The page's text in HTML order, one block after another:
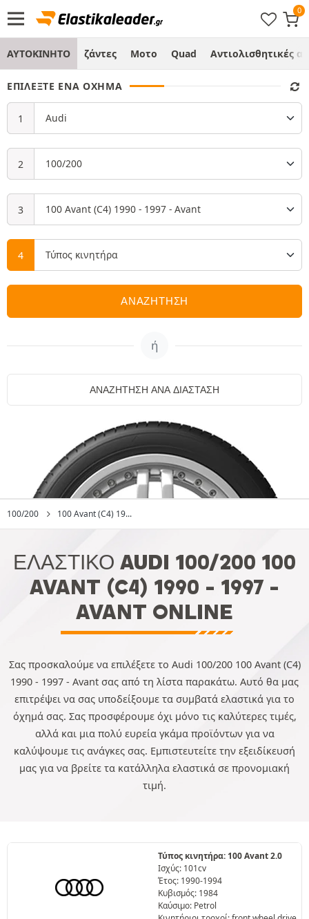
ΑΥΤΟΚΙΝΗΤΟ ζάντες Μοτο Quad Αντιολισθητικές
ΕΠΙΛΈΞΤΕ ΈΝΑ ΌΧΗΜΑ
ΑΝΑΖΗΤΗΣΗ
ή
ΑΝΑΖΉΤΗΣΗ ΑΝΆ ΔΙΆΣΤΑΣΗ
100/200 100 Avant (C4) 19...
ΕΛΑΣΤΙΚΌ AUDI 100/200 100
AVANT (C4) 1990 - 1997 -
AVANT ONLINE
Σας προσκαλούμε να επιλέξετε το Audi 100/200 100 Avant (C4)
1990 - 1997 - Avant σας από τη λίστα παρακάτω. Αυτό θα μας
επιτρέψει να σας υποδείξουμε τα συμβατά ελαστικά για το
όχημά σας. Σας προσφέρουμε όχι μόνο τις καλύτερες τιμές,
αλλά και μια πολύ ευρεία γκάμα προϊόντων για να
καλύψουμε τις ανάγκες σας. Εμπιστευτείτε την εξειδίκευσή
μας για να βρείτε τα κατάλληλα ελαστικά σε προνομιακή
τιμή.
Τύπος κινητήρα: 100 Avant 2.0
Ισχύς: 101cv
Έτος: 1990-1994
Κυβισμός: 1984
Καύσιμο: Petrol